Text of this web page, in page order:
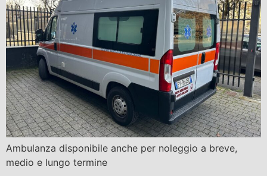
Ambulanza disponibile anche per noleggio a breve,
medio e lungo termine